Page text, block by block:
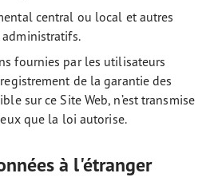
central ou local et autres
fournies par les utilisateurs
de la garantie des
sur ce Site Web, n’est transmise
que la loi autorise.
à l'étranger